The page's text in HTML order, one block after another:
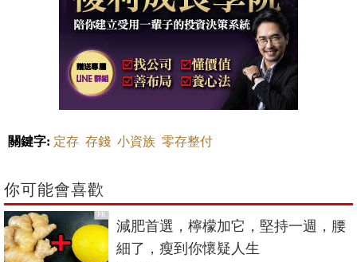
關鍵字: 定存 存錢 小資族 零存整付
你可能會喜歡
PR
減肥首選，檸檬加它，堅持一週，腰
細了，瘦到你懷疑人生